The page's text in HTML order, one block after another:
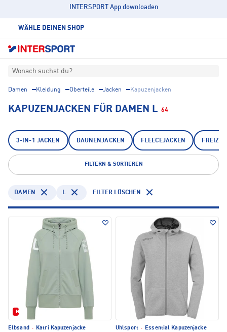
INTERSPORT App downloaden
WÄHLE DEINEN SHOP
Wonach suchst du?
Damen Kleidung Oberteile Jacken Kapuzenjacken
KAPUZENJACKEN FÜR DAMEN L 64
3-IN-1 JACKEN DAUNENJACKEN FLEECEJACKEN
FILTERN & SORTIEREN
DAMEN L FILTER LÖSCHEN
Neu
Elbsand ·
Katri Kapuzenjacke
Uhlsport ·
Essential Kapuzenjacke